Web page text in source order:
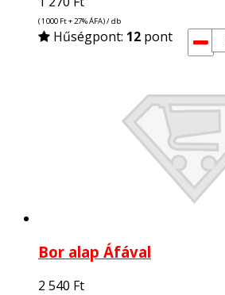
(1 000 Ft+ 27% ÁFA) / db
Hűségpont: 12 pont
Bor alap Áfával
2 540 Ft